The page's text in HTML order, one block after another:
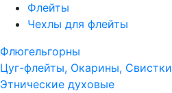
Флейты
Чехлы для флейты
Флюгельгорны
Цуг-флейты, Окарины, Свистки
Этнические духовые